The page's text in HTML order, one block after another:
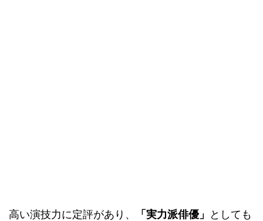
高い演技力に定評があり、 「実力派俳優」
としても